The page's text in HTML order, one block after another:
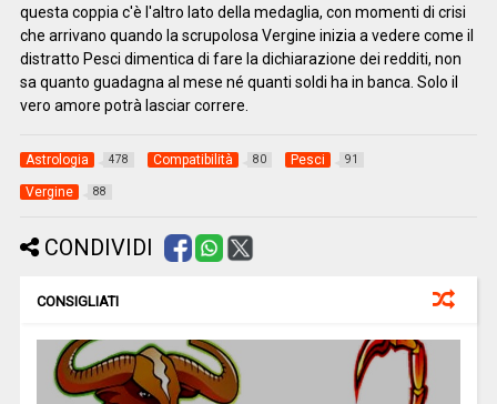
questa coppia c'è l'altro lato della medaglia, con momenti di crisi
che arrivano quando la scrupolosa Vergine inizia a vedere come il
distratto Pesci dimentica di fare la dichiarazione dei redditi, non
sa quanto guadagna al mese né quanti soldi ha in banca. Solo il
vero amore potrà lasciar correre.
Astrologia 478 Compatibilità 80 Pesci 91
Vergine 88
CONDIVIDI
CONSIGLIATI